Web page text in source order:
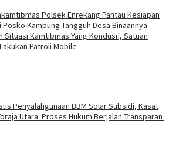
Polsek Enrekang Pantau Kesiapan
Kampung Tangguh Desa Binaannya
Situasi Kamtibmas Yang Kondusif, Satuan
Patroli Mobile
Penyalahgunaan BBM Solar Subsidi, Kasat
Utara: Proses Hukum Berjalan Transparan